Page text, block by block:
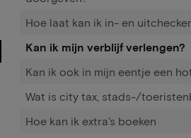
Hoe laat kan ik in- en
Kan ik mijn verblijf verlengen?
Kan ik ook in mijn eentje een
Wat is city tax, stads-/
Hoe kan ik extra's boeken